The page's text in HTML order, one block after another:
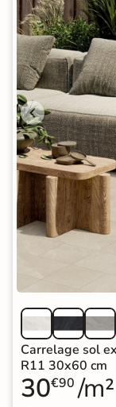
Carrelage sol
R11 30x60 cm
30€90 /m²